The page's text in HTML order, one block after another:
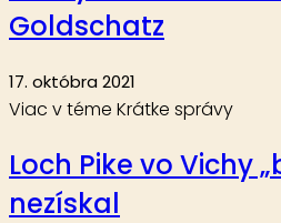
Goldschatz
17. októbra 2021
Viac v téme Krátke správy
Loch Pike vo Vichy
nezískal